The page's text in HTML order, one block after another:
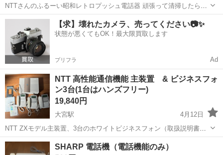
NTTさんのふるーい昭和レトロプッシュ電話器 頑張って清掃したら使
えそう！て思い、電話線に挿したら使えました。 呼び出し音などは昭
和レトロ感に震えます！(;´༎ຶД༎ຶ`) 残念ながら複数個所にヒビや割れがあ
ります(´・ω...
京都 京都市 北大路駅 電話、ＦＡＸ
【求】壊れたカメラ、売ってください📷✨
状態が悪くてもOK！最大限買取します
プリフラ Ad
NTT 高性能通信機能 主装置 & ビジネスフォ
ン3台(1台はハンズフリー)
19,840円
大宮駅
4月12日
NTT ZXモデル主装置、3台のホワイトビジネスフォン（取扱説明書付
き） 【使用期間1年】 ◆【NTT ZXモデル主装置】 最新の通信技術を
搭載しており、クリアな音質を提供します。 【省エネ設計】 消費電力
京都 京都市 電話、ＦＡＸ NTT
SHARP 電話機（電話機能のみ）